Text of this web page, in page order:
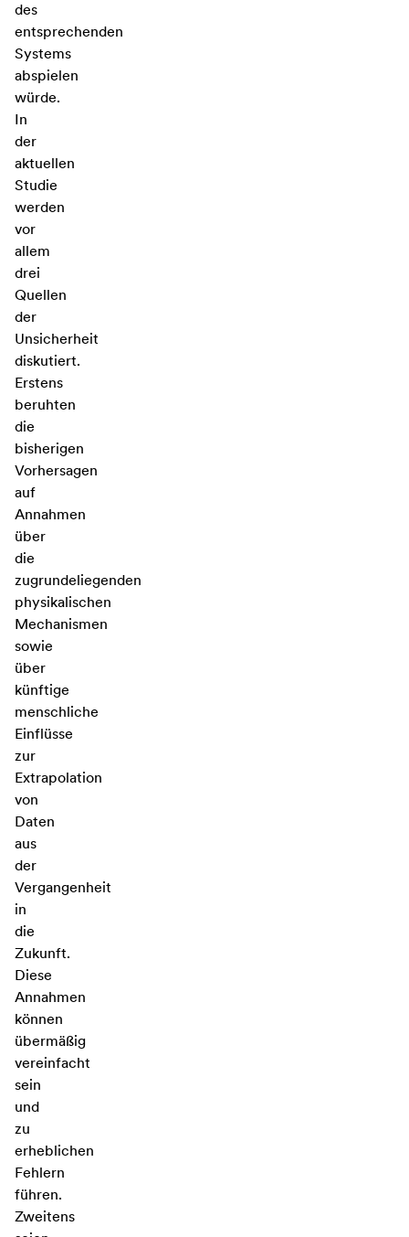
des
entsprechenden
Systems
abspielen
würde.
In
der
aktuellen
Studie
werden
vor
allem
drei
Quellen
der
Unsicherheit
diskutiert.
Erstens
beruhten
die
bisherigen
Vorhersagen
auf
Annahmen
über
die
zugrundeliegenden
physikalischen
Mechanismen
sowie
über
künftige
menschliche
Einflüsse
zur
Extrapolation
von
Daten
aus
der
Vergangenheit
in
die
Zukunft.
Diese
Annahmen
können
übermäßig
vereinfacht
sein
und
zu
erheblichen
Fehlern
führen.
Zweitens